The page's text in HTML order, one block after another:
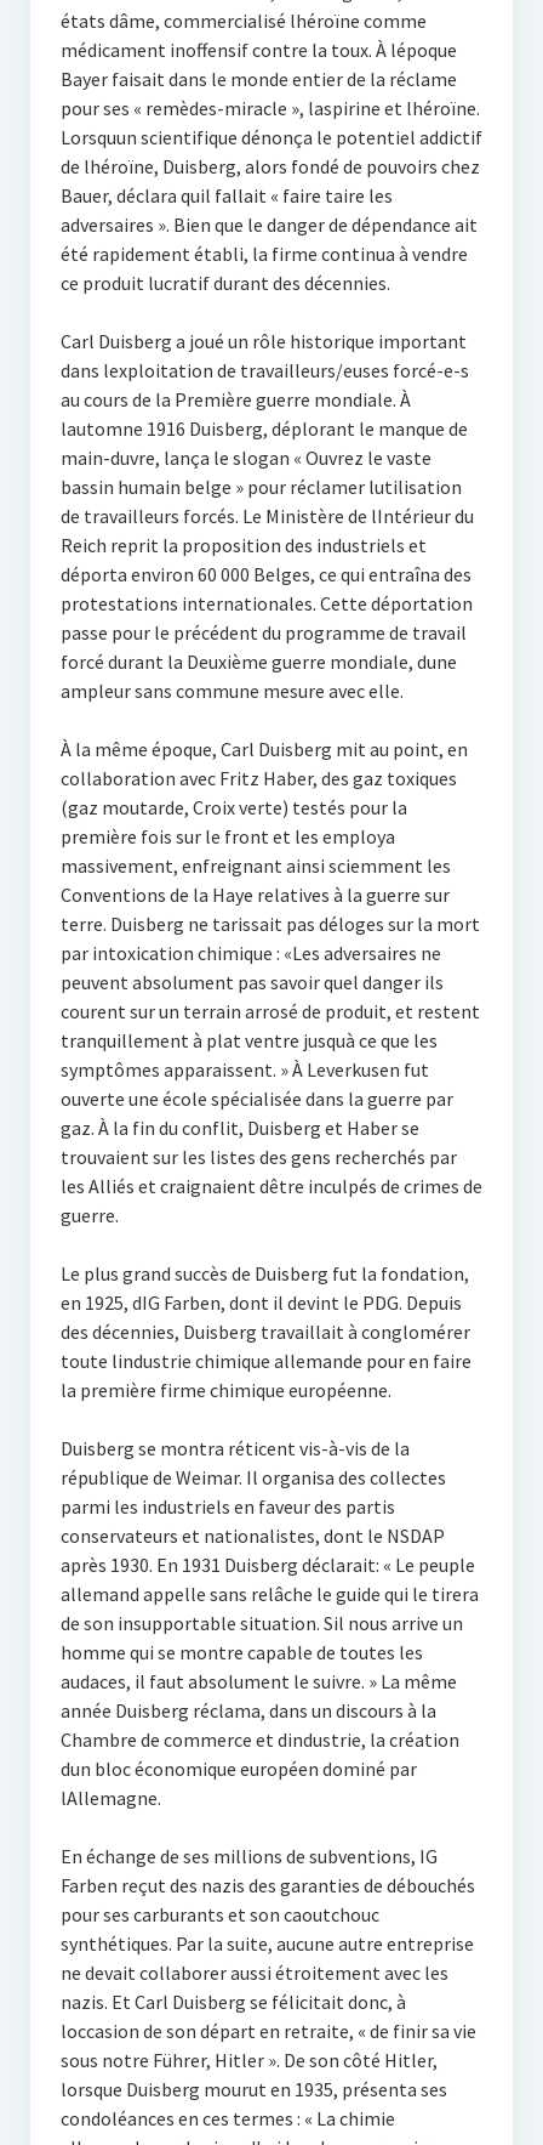
états dâme, commercialisé lhéroïne comme
médicament inoffensif contre la toux. À lépoque
Bayer faisait dans le monde entier de la réclame
pour ses « remèdes-miracle », laspirine et lhéroïne.
Lorsquun scientifique dénonça le potentiel addictif
de lhéroïne, Duisberg, alors fondé de pouvoirs chez
Bauer, déclara quil fallait « faire taire les
adversaires ». Bien que le danger de dépendance ait
été rapidement établi, la firme continua à vendre
ce produit lucratif durant des décennies.
Carl Duisberg a joué un rôle historique important
dans lexploitation de travailleurs/euses forcé-e-s
au cours de la Première guerre mondiale. À
lautomne 1916 Duisberg, déplorant le manque de
main-duvre, lança le slogan « Ouvrez le vaste
bassin humain belge » pour réclamer lutilisation
de travailleurs forcés. Le Ministère de lIntérieur du
Reich reprit la proposition des industriels et
déporta environ 60 000 Belges, ce qui entraîna des
protestations internationales. Cette déportation
passe pour le précédent du programme de travail
forcé durant la Deuxième guerre mondiale, dune
ampleur sans commune mesure avec elle.
À la même époque, Carl Duisberg mit au point, en
collaboration avec Fritz Haber, des gaz toxiques
(gaz moutarde, Croix verte) testés pour la
première fois sur le front et les employa
massivement, enfreignant ainsi sciemment les
Conventions de la Haye relatives à la guerre sur
terre. Duisberg ne tarissait pas déloges sur la mort
par intoxication chimique : «Les adversaires ne
peuvent absolument pas savoir quel danger ils
courent sur un terrain arrosé de produit, et restent
tranquillement à plat ventre jusquà ce que les
symptômes apparaissent. » À Leverkusen fut
ouverte une école spécialisée dans la guerre par
gaz. À la fin du conflit, Duisberg et Haber se
trouvaient sur les listes des gens recherchés par
les Alliés et craignaient dêtre inculpés de crimes de
guerre.
Le plus grand succès de Duisberg fut la fondation,
en 1925, dIG Farben, dont il devint le PDG. Depuis
des décennies, Duisberg travaillait à conglomérer
toute lindustrie chimique allemande pour en faire
la première firme chimique européenne.
Duisberg se montra réticent vis-à-vis de la
république de Weimar. Il organisa des collectes
parmi les industriels en faveur des partis
conservateurs et nationalistes, dont le NSDAP
après 1930. En 1931 Duisberg déclarait: « Le peuple
allemand appelle sans relâche le guide qui le tirera
de son insupportable situation. Sil nous arrive un
homme qui se montre capable de toutes les
audaces, il faut absolument le suivre. » La même
année Duisberg réclama, dans un discours à la
Chambre de commerce et dindustrie, la création
dun bloc économique européen dominé par
lAllemagne.
En échange de ses millions de subventions, IG
Farben reçut des nazis des garanties de débouchés
pour ses carburants et son caoutchouc
synthétiques. Par la suite, aucune autre entreprise
ne devait collaborer aussi étroitement avec les
nazis. Et Carl Duisberg se félicitait donc, à
loccasion de son départ en retraite, « de finir sa vie
sous notre Führer, Hitler ». De son côté Hitler,
lorsque Duisberg mourut en 1935, présenta ses
condoléances en ces termes : « La chimie